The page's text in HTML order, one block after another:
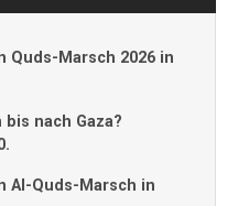
Quds-Marsch 2026 in
bis nach Gaza?
Al-Quds-Marsch in